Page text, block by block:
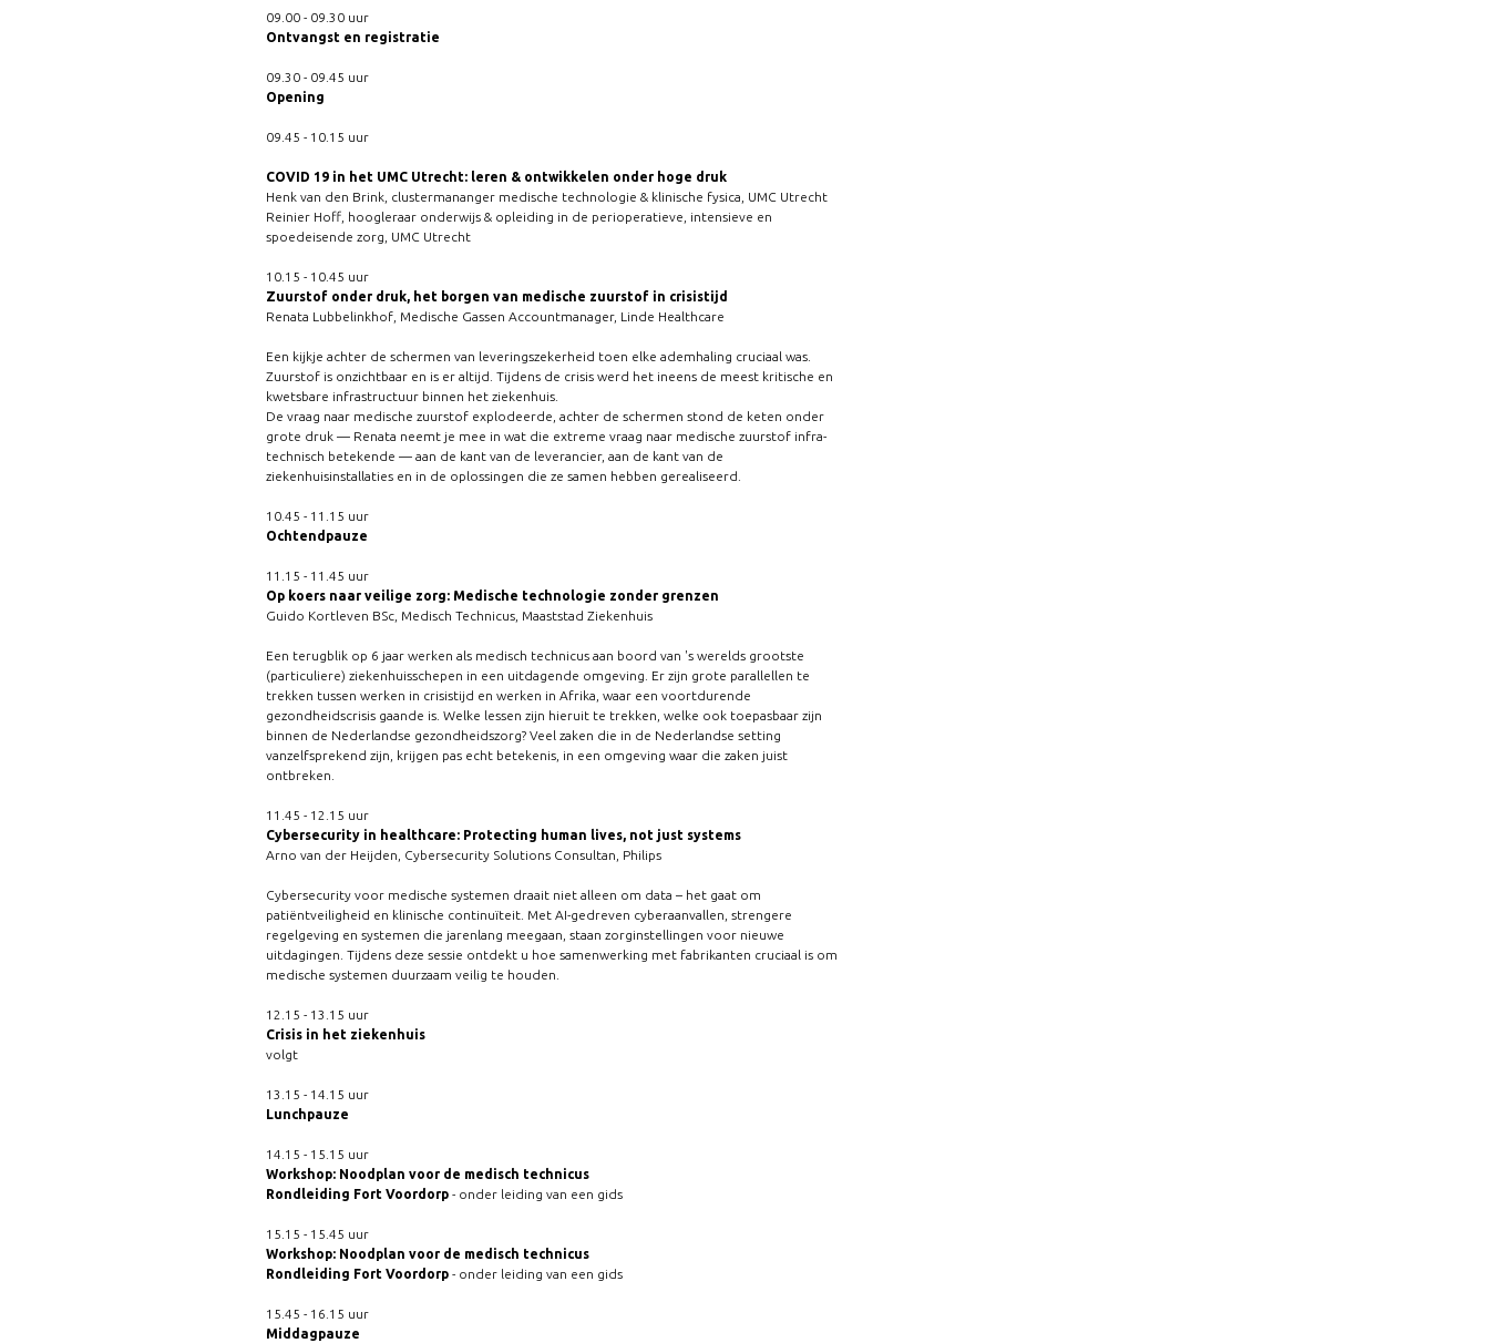
09.00 - 09.30 uur
Ontvangst en registratie
09.30 - 09.45 uur
Opening
09.45 - 10.15 uur
COVID 19 in het UMC Utrecht: leren & ontwikkelen onder hoge druk
Henk van den Brink, clustermananger medische technologie & klinische fysica, UMC Utrecht
Reinier Hoff, hoogleraar onderwijs & opleiding in de perioperatieve, intensieve en
spoedeisende zorg, UMC Utrecht
10.15 - 10.45 uur
Zuurstof onder druk, het borgen van medische zuurstof in crisistijd
Renata Lubbelinkhof, Medische Gassen Accountmanager, Linde Healthcare
Een kijkje achter de schermen van leveringszekerheid toen elke ademhaling cruciaal was.
Zuurstof is onzichtbaar en is er altijd. Tijdens de crisis werd het ineens de meest kritische en
kwetsbare infrastructuur binnen het ziekenhuis.
De vraag naar medische zuurstof explodeerde, achter de schermen stond de keten onder
grote druk — Renata neemt je mee in wat die extreme vraag naar medische zuurstof infra-
technisch betekende — aan de kant van de leverancier, aan de kant van de
ziekenhuisinstallaties en in de oplossingen die ze samen hebben gerealiseerd.
10.45 - 11.15 uur
Ochtendpauze
11.15 - 11.45 uur
Op koers naar veilige zorg: Medische technologie zonder grenzen
Guido Kortleven BSc, Medisch Technicus, Maaststad Ziekenhuis
Een terugblik op 6 jaar werken als medisch technicus aan boord van 's werelds grootste
(particuliere) ziekenhuisschepen in een uitdagende omgeving. Er zijn grote parallellen te
trekken tussen werken in crisistijd en werken in Afrika, waar een voortdurende
gezondheidscrisis gaande is. Welke lessen zijn hieruit te trekken, welke ook toepasbaar zijn
binnen de Nederlandse gezondheidszorg? Veel zaken die in de Nederlandse setting
vanzelfsprekend zijn, krijgen pas echt betekenis, in een omgeving waar die zaken juist
ontbreken.
11.45 - 12.15 uur
Cybersecurity in healthcare: Protecting human lives, not just systems
Arno van der Heijden, Cybersecurity Solutions Consultan, Philips
Cybersecurity voor medische systemen draait niet alleen om data – het gaat om
patiëntveiligheid en klinische continuïteit. Met AI-gedreven cyberaanvallen, strengere
regelgeving en systemen die jarenlang meegaan, staan zorginstellingen voor nieuwe
uitdagingen. Tijdens deze sessie ontdekt u hoe samenwerking met fabrikanten cruciaal is om
medische systemen duurzaam veilig te houden.
12.15 - 13.15 uur
Crisis in het ziekenhuis
volgt
13.15 - 14.15 uur
Lunchpauze
14.15 - 15.15 uur
Workshop: Noodplan voor de medisch technicus
Rondleiding Fort Voordorp - onder leiding van een gids
15.15 - 15.45 uur
Workshop: Noodplan voor de medisch technicus
Rondleiding Fort Voordorp - onder leiding van een gids
15.45 - 16.15 uur
Middagpauze